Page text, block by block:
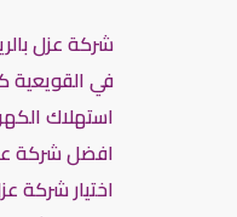
شركة عزل
في القويعية
استهلاك
افضل شركة
اختيار شركة